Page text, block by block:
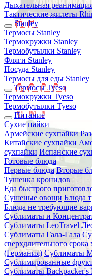
Дыхательная
Тактические жилеты
Stanley
Термосы Stanley
Термокружки Stanley
Термобутылки Stanley
Фляги Stanley
Посуда Stanley
Термосы для еды Stanley
Термосы Tyeso
Термокружки Tyeso
Термобутылки Tyeso
Питание
Сухие пайки
Армейские сухпайки
Китайские сухпайки
сухпайки Испанские
Готовые блюда
Первые блюда Вторые
Тушенка кронидов
Еда быстрого
Сушеные овощи Блюда
Блюда не требующие
Сублиматы и
Сублиматы LeoTravel
Сублиматы Гала-Гала
сверхдлительного срока
(Германия) Сублиматы
Сублимированные
Сублиматы